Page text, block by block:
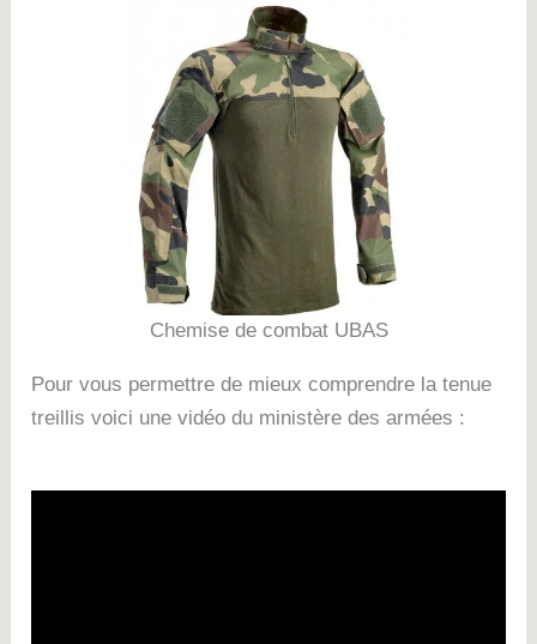
Chemise de combat UBAS
Pour vous permettre de mieux comprendre la tenue
treillis voici une vidéo du ministère des armées :